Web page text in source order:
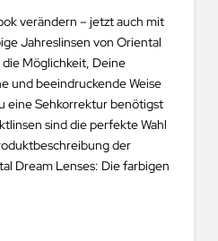
verändern – jetzt auch mit
Jahreslinsen von Oriental
Möglichkeit, Deine
und beeindruckende Weise
eine Sehkorrektur benötigst
sind die perfekte Wahl
der
Dream Lenses: Die farbigen